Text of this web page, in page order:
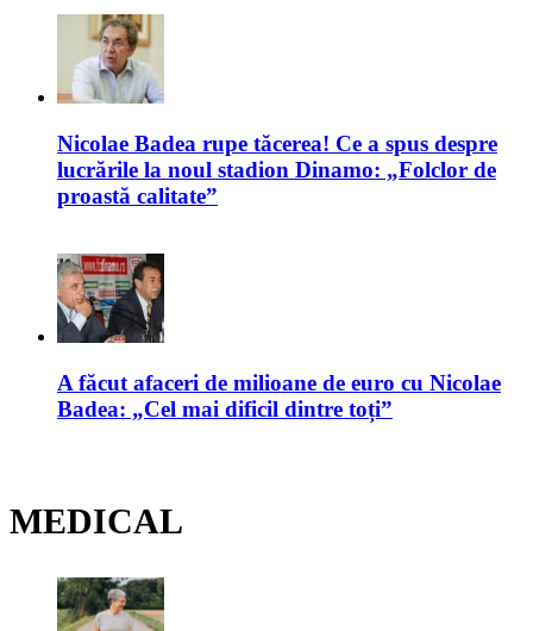
Nicolae Badea rupe tăcerea! Ce a spus despre
lucrările la noul stadion Dinamo: „Folclor de
proastă calitate”
A făcut afaceri de milioane de euro cu Nicolae
Badea: „Cel mai dificil dintre toți”
MEDICAL